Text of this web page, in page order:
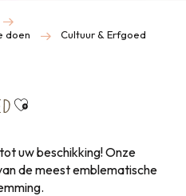
doen
Cultuur & Erfgoed
Ajouter aux favoris
uw beschikking! Onze
de meest emblematische